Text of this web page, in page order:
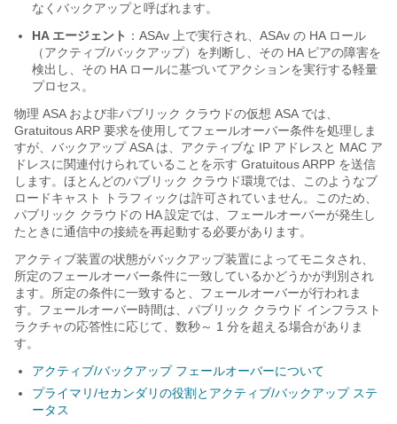
なくバックアップと呼ばれます。
HA エージェント ：ASAv 上で実行され、ASAv の HA ロール
（アクティブ/バックアップ）を判断し、その HA ピアの障害を
検出し、その HA ロールに基づいてアクションを実行する軽量
プロセス。
物理 ASA および非パブリック クラウドの仮想 ASA では、
Gratuitous ARP 要求を使用してフェールオーバー条件を処理しま
すが、バックアップ ASA は、アクティブな IP アドレスと MAC ア
ドレスに関連付けられていることを示す Gratuitous ARPP を送信
します。ほとんどのパブリック クラウド環境では、このようなブ
ロードキャスト トラフィックは許可されていません。このため、
パブリック クラウドの HA 設定では、フェールオーバーが発生し
たときに通信中の接続を再起動する必要があります。
アクティブ装置の状態がバックアップ装置によってモニタされ、
所定のフェールオーバー条件に一致しているかどうかが判別され
ます。所定の条件に一致すると、フェールオーバーが行われま
す。フェールオーバー時間は、パブリック クラウド インフラスト
ラクチャの応答性に応じて、数秒～ 1 分を超える場合がありま
す。
アクティブ/バックアップ フェールオーバーについて
プライマリ/セカンダリの役割とアクティブ/バックアップ ステ
ータス